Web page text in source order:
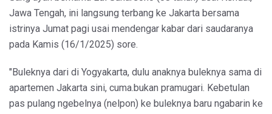
Jawa Tengah, ini langsung terbang ke Jakarta bersama
istrinya Jumat pagi usai mendengar kabar dari saudaranya
pada Kamis (16/1/2025) sore.
"Buleknya dari di Yogyakarta, dulu anaknya buleknya sama di
apartemen Jakarta sini, cuma.bukan pramugari. Kebetulan
pas pulang ngebelnya (nelpon) ke buleknya baru ngabarin ke